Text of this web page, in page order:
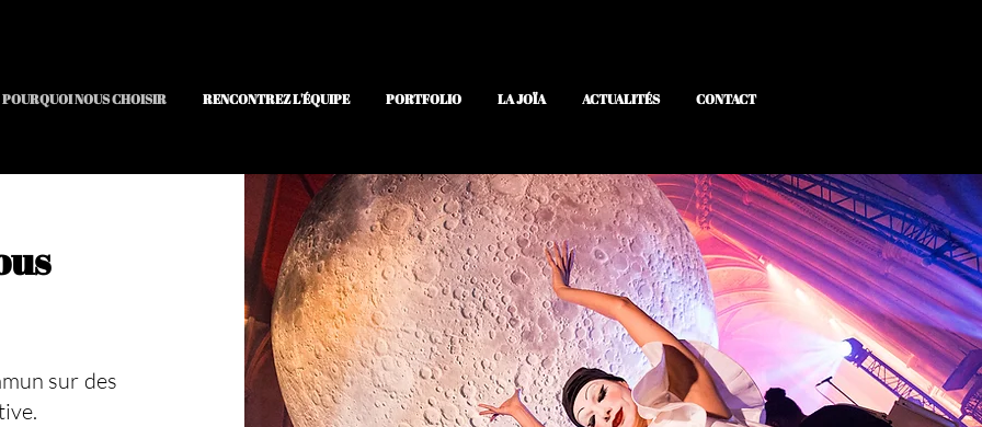
POURQUOI NOUS CHOISIR RENCONTREZ L'ÉQUIPE PORTFOLIO LA JOÏA ACTUALITÉS CONTACT
sur des